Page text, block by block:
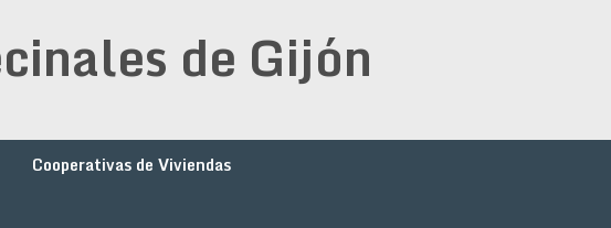
de Gijón
Cooperativas de Viviendas